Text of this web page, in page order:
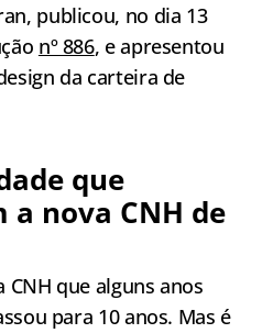
publicou, no dia 13
nº 886, e apresentou
da carteira de
que
nova CNH de
CNH que alguns anos
para 10 anos. Mas é